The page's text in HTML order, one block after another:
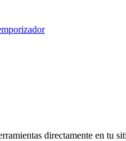
directamente en tu